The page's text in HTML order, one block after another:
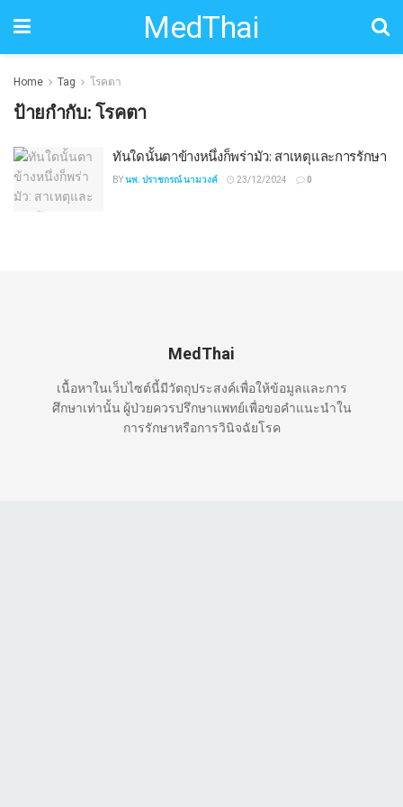
MedThai
Home Tag โรคตา
ป้ายกำกับ: โรคตา
ทันใดนั้นตาข้างหนึ่งก็พร่ามัว: สาเหตุและการรักษา
BYนพ. ปราชกรณ์ นามวงค์ 23/12/2024 0
MedThai
เนื้อหาในเว็บไซต์นี้มีวัตถุประสงค์เพื่อให้ข้อมูลและการ
ศึกษาเท่านั้น ผู้ป่วยควรปรึกษาแพทย์เพื่อขอคำแนะนำใน
การรักษาหรือการวินิจฉัยโรค